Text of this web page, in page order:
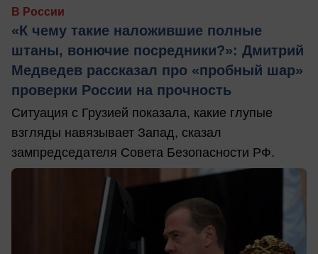
В России
«К чему такие наложившие полные
штаны, вонючие посредники?»: Дмитрий
Медведев рассказал про «пробный шар»
проверки России на прочность
Ситуация с Грузией показала, какие глупые
взгляды навязывает Запад, сказал
зампредседателя Совета Безопасности РФ.